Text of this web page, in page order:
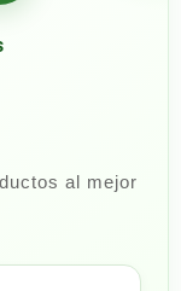
al mejor